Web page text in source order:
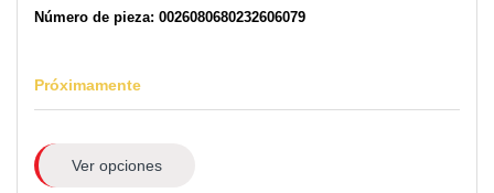
Número de pieza: 0026080680232606079
Próximamente
Ver opciones